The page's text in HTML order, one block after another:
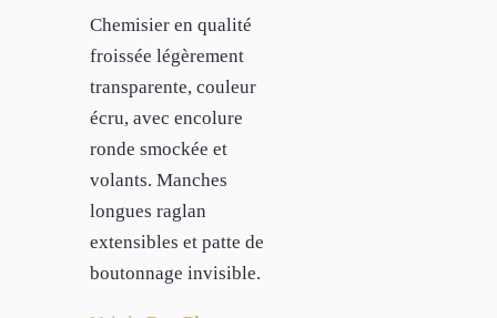
Chemisier en qualité
froissée légèrement
transparente, couleur
écru, avec encolure
ronde smockée et
volants. Manches
longues raglan
extensibles et patte de
boutonnage invisible.